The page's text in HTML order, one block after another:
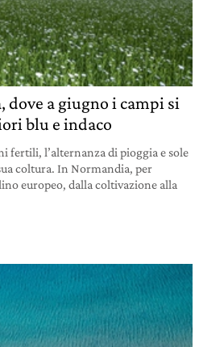
a giugno i campi si
blu e indaco
fertili, l’alternanza di pioggia e sole
coltura. In Normandia, per
europeo, dalla coltivazione alla